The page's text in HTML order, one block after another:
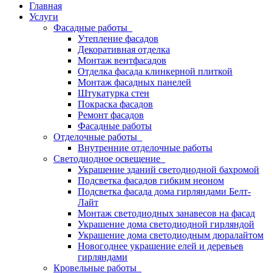
Главная
Услуги
Фасадные работы
Утепление фасадов
Декоративная отделка
Монтаж вентфасадов
Отделка фасада клинкерной плиткой
Монтаж фасадных панелей
Штукатурка стен
Покраска фасадов
Ремонт фасадов
Фасадные работы
Отделочные работы
Внутренние отделочные работы
Светодиодное освещение
Украшение зданий светодиодной бахромой
Подсветка фасадов гибким неоном
Подсветка фасада дома гирляндами Белт-
Лайт
Монтаж светодиодных занавесов на фасад
Украшение дома светодиодной гирляндой
Украшение дома светодиодным дюралайтом
Новогоднее украшение елей и деревьев
гирляндами
Кровельные работы